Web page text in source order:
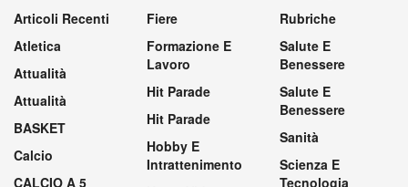
Articoli Recenti
Atletica
Attualità
Attualità
BASKET
Calcio
CALCIO A 5
Fiere
Formazione E
Lavoro
Hit Parade
Hit Parade
Hobby E
Intrattenimento
Rubriche
Salute E
Benessere
Salute E
Benessere
Sanità
Scienza E
Tecnologia